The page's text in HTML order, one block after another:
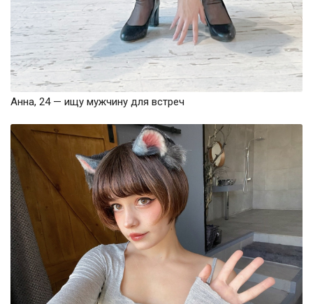
Анна, 24 — ищу мужчину для встреч